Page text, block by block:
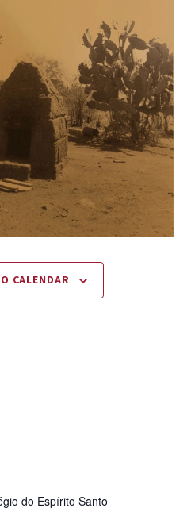
CALENDAR
do Espírito Santo